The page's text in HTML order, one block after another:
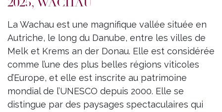
La Wachau est une magnifique vallée située en
Autriche, le long du Danube, entre les villes de
Melk et Krems an der Donau. Elle est considérée
comme l’une des plus belles régions viticoles
d’Europe, et elle est inscrite au patrimoine
mondial de l’UNESCO depuis 2000. Elle se
distingue par des paysages spectaculaires qui